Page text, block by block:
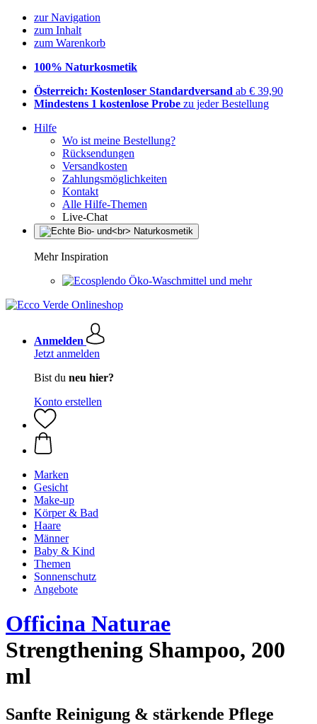
zur Navigation
zum Inhalt
zum Warenkorb
100% Naturkosmetik
Österreich: Kostenloser Standardversand ab € 39,90
Mindestens 1 kostenlose Probe zu jeder Bestellung
Hilfe
Wo ist meine Bestellung?
Rücksendungen
Versandkosten
Zahlungsmöglichkeiten
Kontakt
Alle Hilfe-Themen
Live-Chat
Mehr Inspiration
Öko-Waschmittel und mehr
Anmelden
Jetzt anmelden
Bist du neu hier?
Konto erstellen
Marken
Gesicht
Make-up
Körper & Bad
Haare
Männer
Baby & Kind
Themen
Sonnenschutz
Angebote
Officina Naturae
Strengthening Shampoo, 200
ml
Sanfte Reinigung & stärkende Pflege